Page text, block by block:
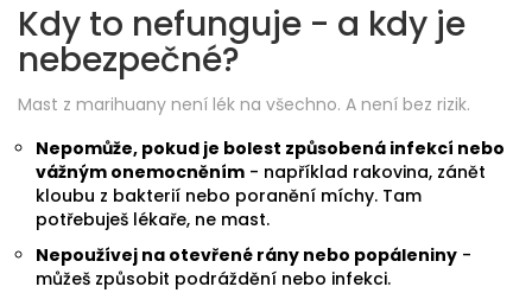
Kdy to nefunguje - a kdy je
nebezpečné?
Mast z marihuany není lék na všechno. A není bez rizik.
Nepomůže, pokud je bolest způsobená infekcí nebo
vážným onemocněním - například rakovina, zánět
kloubu z bakterií nebo poranění míchy. Tam
potřebuješ lékaře, ne mast.
Nepoužívej na otevřené rány nebo popáleniny -
můžeš způsobit podráždění nebo infekci.